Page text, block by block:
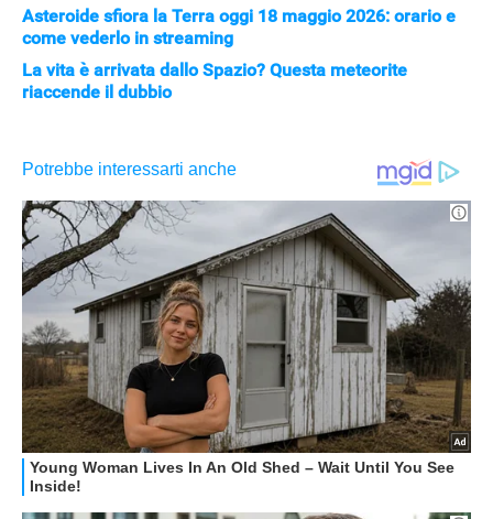
Asteroide sfiora la Terra oggi 18 maggio 2026: orario e
come vederlo in streaming
La vita è arrivata dallo Spazio? Questa meteorite
riaccende il dubbio